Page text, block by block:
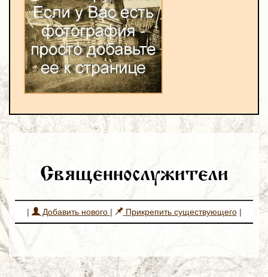
Священнослужители
| Добавить нового | Прикрепить существующего|